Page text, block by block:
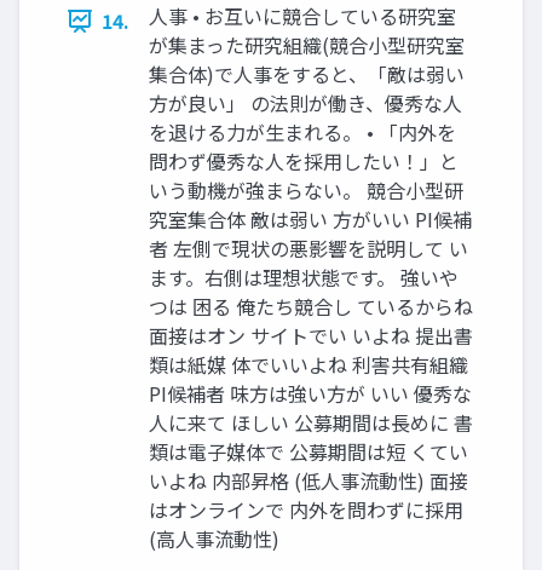
14.
⼈事 • お互いに競合している研究室
が集まった研究組織(競合⼩型研究室
集合体)で⼈事をすると、「敵は弱い
⽅が良い」 の法則が働き、優秀な⼈
を退ける⼒が⽣まれる。 • 「内外を
問わず優秀な⼈を採⽤したい！」と
いう動機が強まらない。 競合⼩型研
究室集合体 敵は弱い ⽅がいい PI候補
者 左側で現状の悪影響を説明して い
ます。右側は理想状態です。 強いや
つは 困る 俺たち競合し ているからね
⾯接はオン サイトでい いよね 提出書
類は紙媒 体でいいよね 利害共有組織
PI候補者 味⽅は強い⽅が いい 優秀な
⼈に来て ほしい 公募期間は⻑めに 書
類は電⼦媒体で 公募期間は短 くてい
いよね 内部昇格 (低⼈事流動性) ⾯接
はオンラインで 内外を問わずに採⽤
(⾼⼈事流動性)